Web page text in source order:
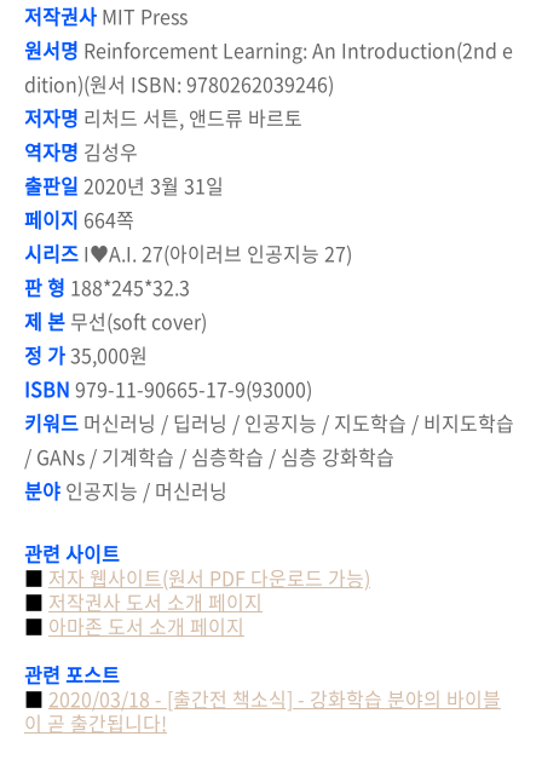
저작권사 MIT Press
원서명 Reinforcement Learning: An Introduction(2nd e
dition)(원서 ISBN: 9780262039246)
저자명 리처드 서튼, 앤드류 바르토
역자명 김성우
출판일 2020년 3월 31일
페이지 664쪽
시리즈 I♥A.I. 27(아이러브 인공지능 27)
판 형 188*245*32.3
제 본 무선(soft cover)
정 가35,000원
ISBN 979-11-90665-17-9(93000)
키워드 머신러닝 / 딥러닝 / 인공지능 / 지도학습 / 비지도학습
/ GANs / 기계학습 / 심층학습 / 심층 강화학습
분야 인공지능 / 머신러닝
관련 사이트
■ 저자 웹사이트(원서 PDF 다운로드 가능)
■ 저작권사 도서 소개 페이지
■ 아마존 도서 소개 페이지
관련 포스트
■ 2020/03/18 - [출간전 책소식] - 강화학습 분야의 바이블
이 곧 출간됩니다!